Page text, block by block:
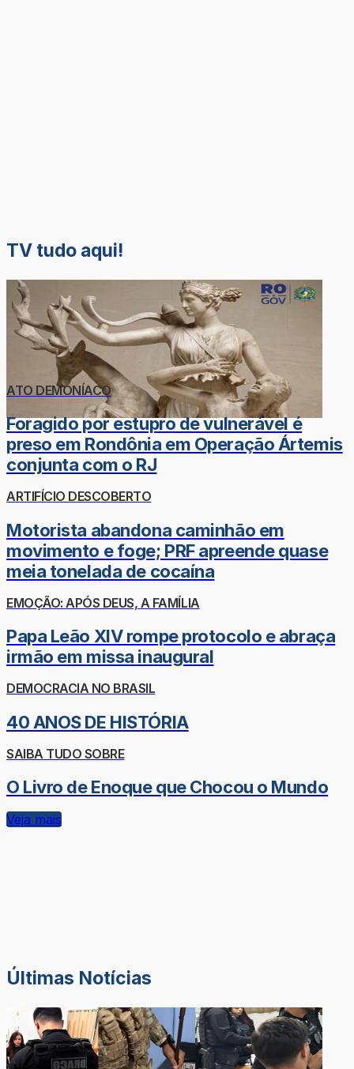
TV tudo aqui!
ATO DEMONÍACO
Foragido por estupro de vulnerável é
preso em Rondônia em Operação Ártemis
conjunta com o RJ
ARTIFÍCIO DESCOBERTO
Motorista abandona caminhão em
movimento e foge; PRF apreende quase
meia tonelada de cocaína
EMOÇÃO: APÓS DEUS, A FAMÍLIA
Papa Leão XIV rompe protocolo e abraça
irmão em missa inaugural
DEMOCRACIA NO BRASIL
40 ANOS DE HISTÓRIA
SAIBA TUDO SOBRE
O Livro de Enoque que Chocou o Mundo
Veja mais
Últimas Notícias